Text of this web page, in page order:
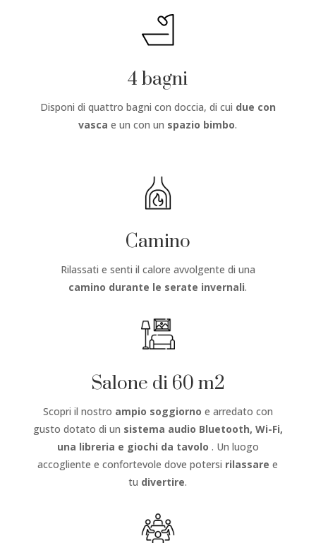
4 bagni
Disponi di quattro bagni con doccia, di cui due con
vasca e un con un spazio bimbo.
Camino
Rilassati e senti il calore avvolgente di una
camino durante le serate invernali.
Salone di 60 m2
Scopri il nostro ampio soggiorno e arredato con
gusto dotato di un sistema audio Bluetooth, Wi-Fi,
una libreria e giochi da tavolo . Un luogo
accogliente e confortevole dove potersi rilassare e
tu divertire.